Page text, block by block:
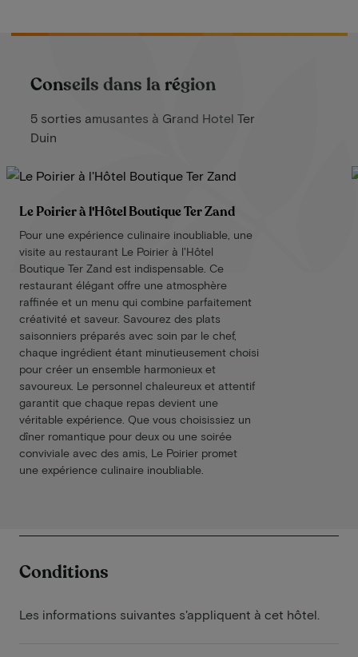
Conseils dans la région
5 sorties amusantes à Grand Hotel Ter
Duin
Le Poirier à l'Hôtel Boutique Ter Zand
Pour une expérience culinaire inoubliable, une
visite au restaurant Le Poirier à l'Hôtel
Boutique Ter Zand est indispensable. Ce
restaurant élégant offre une atmosphère
raffinée et un menu qui combine parfaitement
créativité et saveur. Savourez des plats
saisonniers préparés avec soin par le chef,
chaque ingrédient étant minutieusement choisi
pour créer un ensemble harmonieux et
savoureux. Le personnel chaleureux et attentif
garantit que chaque repas devient une
véritable expérience. Que vous choisissiez un
dîner romantique pour deux ou une soirée
conviviale avec des amis, Le Poirier promet
une expérience culinaire inoubliable.
Conditions
Les informations suivantes s'appliquent à cet hôtel.